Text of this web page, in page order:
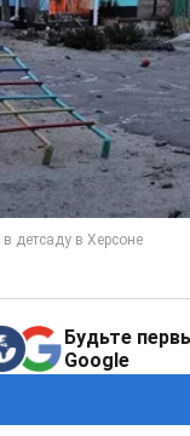
Будьте
Google